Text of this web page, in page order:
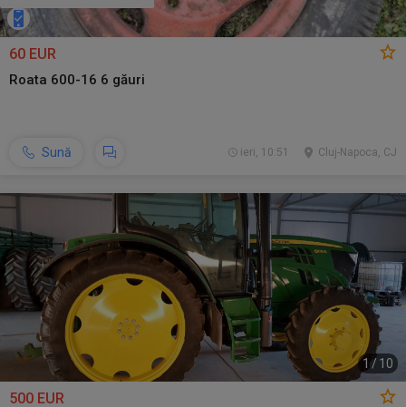
60 EUR
Roata 600-16 6 găuri
Sună Cluj-Napoca, CJ
ieri, 10:51
1 / 10
500 EUR